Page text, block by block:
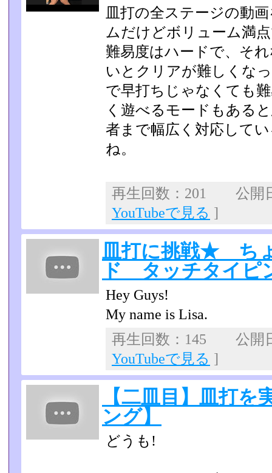
皿打の全ステージの動
ムだけどボリューム満
難易度はハードで、そ
いとクリアが難しくな
で早打ちじゃなくても
く遊べるモ­ードもある
者まで幅広く対応して
ね。
再生回数：201 公
YouTubeで見る ]
皿打に挑戦★ ち
ド タッチタイ
Hey Guys!
My name is Lisa.
再生回数：145 公
YouTubeで見る ]
【二皿目】皿打
ング】
どうも!